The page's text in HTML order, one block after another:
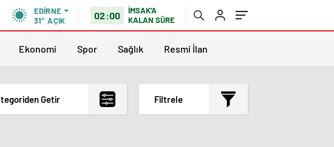
EDIRNE
31° AÇIK 02:00
İMSAK'A
KALAN SÜRE
Ekonomi Spor Sağlık Resmi İlan
Getir Filtrele